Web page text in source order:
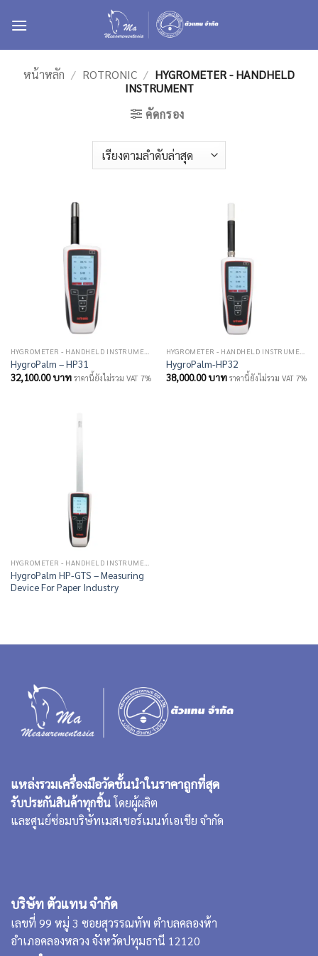
หน้าหลัก / ROTRONIC / HYGROMETER - HANDHELD
INSTRUMENT
คัดกรอง
HygroPalm – HP31
32,100.00บาท ราคานี้ยังไม่รวม VAT 7%
HygroPalm-HP32
38,000.00บาท ราคานี้ยังไม่รวม VAT 7%
HygroPalm HP-GTS – Measuring
Device For Paper Industry
แหล่งรวมเครื่องมือวัดชั้นนำในราคาถูกที่สุด
รับประกันสินค้าทุกชิ้นโดยผู้ผลิต
และศูนย์ซ่อมบริษัทเมสเชอร์เมนท์เอเชีย จำกัด
บริษัท ตัวแทน จำกัด
เลขที่ 99 หมู่ 3 ซอยสุวรรณทัพ ตำบลคลองห้า
อำเภอคลองหลวง จังหวัดปทุมธานี 12120